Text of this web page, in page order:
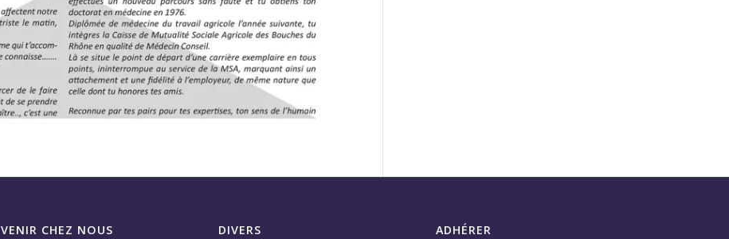
VENIR CHEZ NOUS DIVERS ADHÉRER